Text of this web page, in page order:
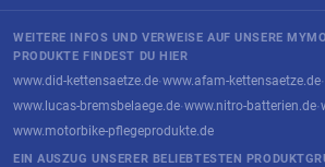
WEITERE INFOS UND VERWEISE AUF UNSERE
PRODUKTE FINDEST DU HIER
www.did-kettensaetze.de·www.afam-kettensaetze.de·
www.lucas-bremsbelaege.de·www.nitro-batterien.de·
www.motorbike-pflegeprodukte.de
EIN AUSZUG UNSERER BELIEBTESTEN